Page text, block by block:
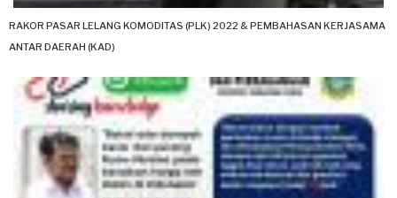
RAKOR PASAR LELANG KOMODITAS (PLK) 2022 & PEMBAHASAN KERJASAMA
ANTAR DAERAH (KAD)